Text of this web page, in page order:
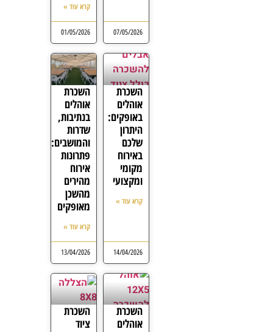
07/05/2026
קרא עוד »
01/05/2026
השכרת
אוהלים
באופקים:
היתרון
שלכם
באירוח
מקומי
ומקצועי
קרא עוד »
14/04/2026
השכרת
אוהלים
בנתיבות,
שדרות
והמושבים:
פתרונות
אירוח
מהירים
מהשכן
מאופקים
קרא עוד »
13/04/2026
השכרת
אוהלים
השכרת
ציוד